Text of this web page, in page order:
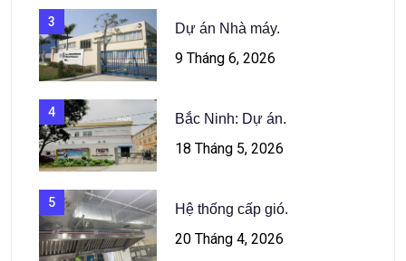
3 Dự án Nhà máy.
9 Tháng 6, 2026
4 Bắc Ninh: Dự án.
18 Tháng 5, 2026
5 Hệ thống cấp gió.
20 Tháng 4, 2026